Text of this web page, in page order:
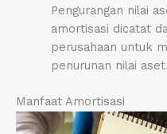
Pengurangan nilai
amortisasi dicatat
perusahaan untuk
penurunan nilai aset.
Manfaat Amortisasi